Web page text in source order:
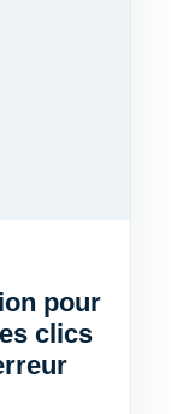
pour
clics